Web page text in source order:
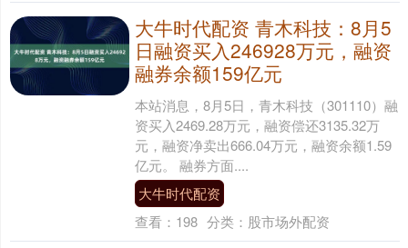
大牛时代配资 青木科技：8月5
日融资买入246928万元，融资
融券余额159亿元
本站消息，8月5日，青木科技（301110）融
资买入2469.28万元，融资偿还3135.32万
元，融资净卖出666.04万元，融资余额1.59
亿元。 融券方面....
大牛时代配资
查看： 198 分类： 股市场外配资